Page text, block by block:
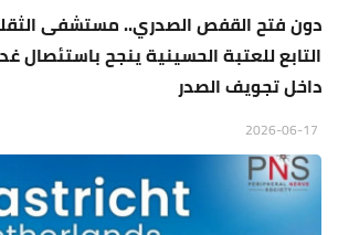
دون فتح القفص الصدري.. مستشفى
التابع للعتبة الحسينية ينجح
داخل تجويف الصدر